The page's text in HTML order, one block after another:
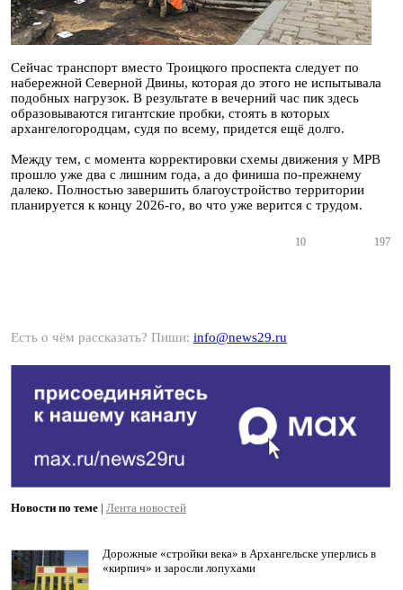
Сейчас транспорт вместо Троицкого проспекта следует по
набережной Северной Двины, которая до этого не испытывала
подобных нагрузок. В результате в вечерний час пик здесь
образовываются гигантские пробки, стоять в которых
архангелогородцам, судя по всему, придется ещё долго.
Между тем, с момента корректировки схемы движения у МРВ
прошло уже два с лишним года, а до финиша по-прежнему
далеко. Полностью завершить благоустройство территории
планируется к концу 2026-го, во что уже верится с трудом.
10 197
Есть о чём рассказать? Пиши: info@news29.ru
Новости по теме | Лента новостей
Дорожные «стройки века» в Архангельске уперлись в
«кирпич» и заросли лопухами